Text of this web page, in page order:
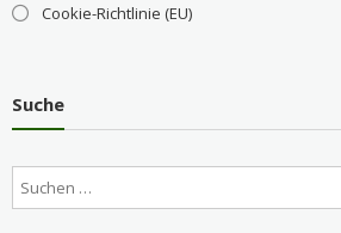
Cookie-Richtlinie (EU)
Suche